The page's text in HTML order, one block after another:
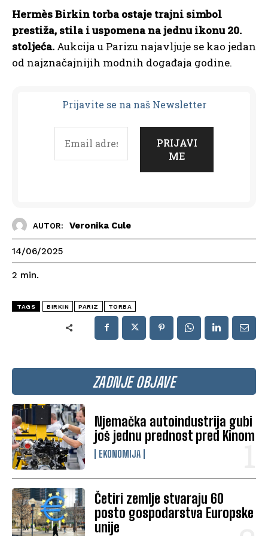
ZADNJE OBJAVE
Njemačka autoindustrija gubi
još jednu prednost pred Kinom
EKONOMIJA
Četiri zemlje stvaraju 60
posto gospodarstva Europske
unije
Hermès Birkin torba ostaje trajni simbol
prestiža, stila i uspomena na jednu ikonu 20.
stoljeća. Aukcija u Parizu najavljuje se kao jedan
od najznačajnijih modnih događaja godine.
Prijavite se na naš Newsletter
AUTOR: Veronika Cule
14/06/2025
2 min.
TAGS BIRKIN PARIZ TORBA